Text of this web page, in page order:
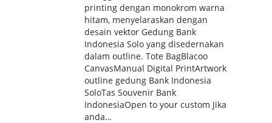
printing dengan monokrom warna
hitam, menyelaraskan dengan
desain vektor Gedung Bank
Indonesia Solo yang disedernakan
dalam outline. Tote BagBlacoo
CanvasManual Digital PrintArtwork
outline gedung Bank Indonesia
SoloTas Souvenir Bank
IndonesiaOpen to your custom Jika
anda…